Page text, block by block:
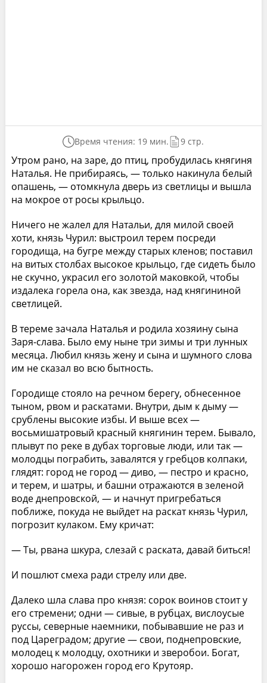
Время чтения: 19 мин. 9 стр.
Утром рано, на заре, до птиц, пробудилась княгиня
Наталья. Не прибираясь, — только накинула белый
опашень, — отомкнула дверь из светлицы и вышла
на мокрое от росы крыльцо.
Ничего не жалел для Натальи, для милой своей
хоти, князь Чурил: выстроил терем посреди
городища, на бугре между старых кленов; поставил
на витых столбах высокое крыльцо, где сидеть было
не скучно, украсил его золотой маковкой, чтобы
издалека горела она, как звезда, над княгининой
светлицей.
В тереме зачала Наталья и родила хозяину сына
Заря-слава. Было ему ныне три зимы и три лунных
месяца. Любил князь жену и сына и шумного слова
им не сказал во всю бытность.
Городище стояло на речном берегу, обнесенное
тыном, рвом и раскатами. Внутри, дым к дыму —
срублены высокие избы. И выше всех —
восьмишатровый красный княгинин терем. Бывало,
плывут по реке в дубах торговые люди, или так —
молодцы пограбить, завалятся у гребцов колпаки,
глядят: город не город — диво, — пестро и красно,
и терем, и шатры, и башни отражаются в зеленой
воде днепровской, — и начнут пригребаться
поближе, покуда не выйдет на раскат князь Чурил,
погрозит кулаком. Ему кричат:
— Ты, рвана шкура, слезай с раската, давай биться!
И пошлют смеха ради стрелу или две.
Далеко шла слава про князя: сорок воинов стоит у
его стремени; одни — сивые, в рубцах, вислоусые
руссы, северные наемники, побывавшие не раз и
под Цареградом; другие — свои, поднепровские,
молодец к молодцу, охотники и зверобои. Богат,
хорошо нагорожен город его Крутояр.